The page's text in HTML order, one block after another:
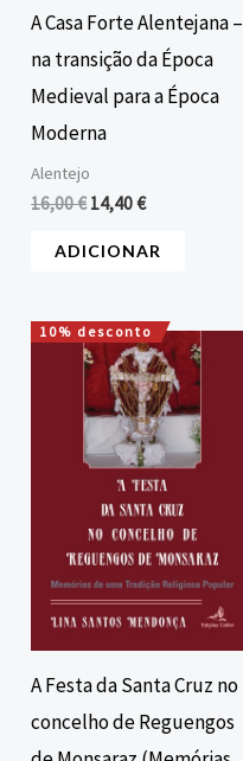
A Casa Forte Alentejana –
na transição da Época
Medieval para a Época
Moderna
Alentejo
16,00€ 14,40€
ADICIONAR
10% desconto
A Festa da Santa Cruz no
concelho de Reguengos
O
preço
original
era:
14,00 €.
O
preço
atual
é:
12,60 €.